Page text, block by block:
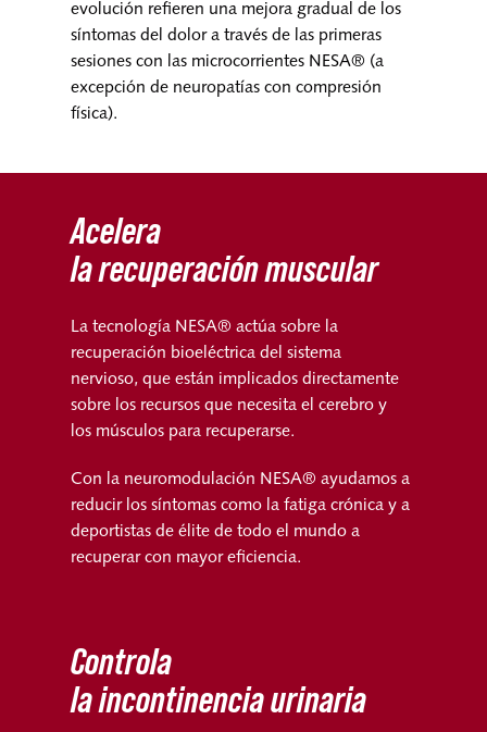
evolución refieren una mejora gradual de los
síntomas del dolor a través de las primeras
sesiones con las microcorrientes NESA® (a
excepción de neuropatías con compresión
física).
Acelera
la recuperación muscular
La tecnología NESA® actúa sobre la
recuperación bioeléctrica del sistema
nervioso, que están implicados directamente
sobre los recursos que necesita el cerebro y
los músculos para recuperarse.
Con la neuromodulación NESA® ayudamos a
reducir los síntomas como la fatiga crónica y a
deportistas de élite de todo el mundo a
recuperar con mayor eficiencia.
Controla
la incontinencia urinaria